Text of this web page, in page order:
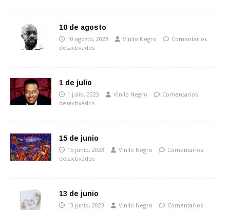
10 de agosto
10 agosto, 2023 Vinilo Negro
Comentarios
desactivados
1 de julio
1 julio, 2023 Vinilo Negro
Comentarios
desactivados
15 de junio
15 junio, 2023 Vinilo Negro
Comentarios
desactivados
13 de junio
13 junio, 2023 Vinilo Negro Comentarios